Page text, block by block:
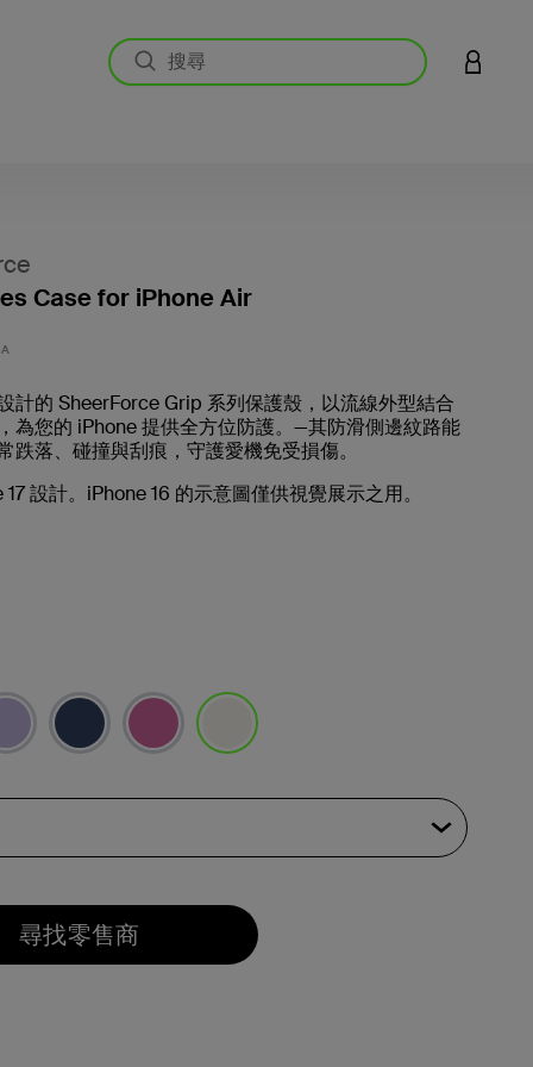
登入您
Case for iPhone Air
計的 SheerForce Grip 系列保護殼，以流線外型結合
為您的 iPhone 提供全方位防護。—其防滑側邊紋路能
跌落、碰撞與刮痕，守護愛機免受損傷。
設計。iPhone 16 的示意圖僅供視覺展示之用。
尋找零售商